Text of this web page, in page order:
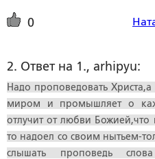
0
2. Ответ на 1., arhipyu:
Надо проповедовать
миром и промышляет о
отлучит от любви
то надоел со своим нытьем-
слышать проповедь